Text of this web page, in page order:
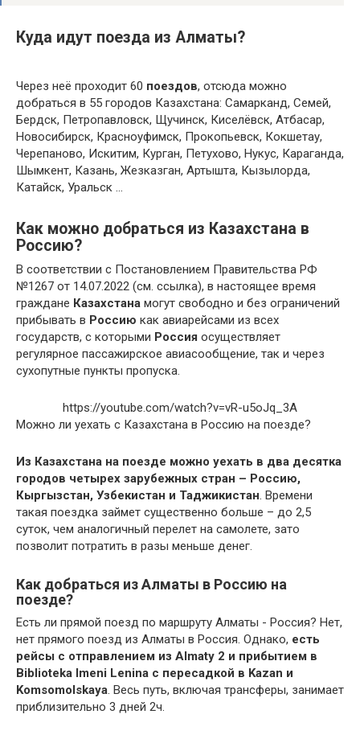
Куда идут поезда из Алматы?
Через неё проходит 60 поездов, отсюда можно
добраться в 55 городов Казахстана: Самарканд, Семей,
Бердск, Петропавловск, Щучинск, Киселёвск, Атбасар,
Новосибирск, Красноуфимск, Прокопьевск, Кокшетау,
Черепаново, Искитим, Курган, Петухово, Нукус, Караганда,
Шымкент, Казань, Жезказган, Артышта, Кызылорда,
Катайск, Уральск …
Как можно добраться из Казахстана в
Россию?
В соответствии с Постановлением Правительства РФ
№1267 от 14.07.2022 (см. ссылка), в настоящее время
граждане Казахстана могут свободно и без ограничений
прибывать в Россию как авиарейсами из всех
государств, с которыми Россия осуществляет
регулярное пассажирское авиасообщение, так и через
сухопутные пункты пропуска.
https://youtube.com/watch?v=vR-u5oJq_3A
Можно ли уехать с Казахстана в Россию на поезде?
Из Казахстана на поезде можно уехать в два десятка
городов четырех зарубежных стран – Россию,
Кыргызстан, Узбекистан и Таджикистан. Времени
такая поездка займет существенно больше – до 2,5
суток, чем аналогичный перелет на самолете, зато
позволит потратить в разы меньше денег.
Как добраться из Алматы в Россию на
поезде?
Есть ли прямой поезд по маршруту Алматы -​ Россия? Нет,
нет прямого поезд из Алматы в Россия. Однако, есть
рейсы с отправлением из Almaty 2 и прибытием в
Biblioteka Imeni Lenina с пересадкой в Kazan и
Komsomolskaya. Весь путь, включая трансферы, занимает
приблизительно 3 дней 2ч.